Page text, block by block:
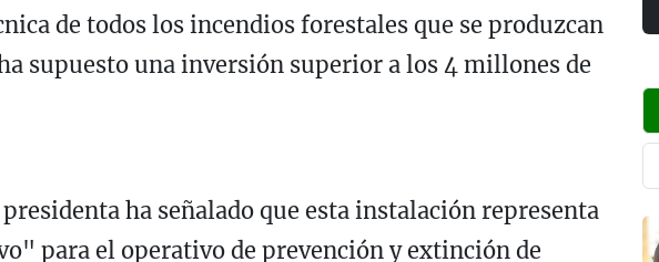
de todos los incendios forestales que se produzcan
supuesto una inversión superior a los 4 millones de
ha señalado que esta instalación representa
para el operativo de prevención y extinción de